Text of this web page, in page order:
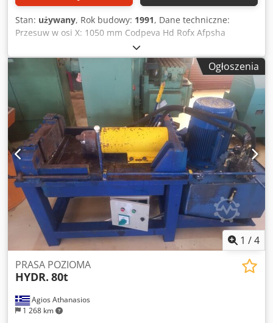
Stan: używany, Rok budowy: 1991, Dane techniczne:
Przesuw w osi X: 1050 mm Codpeva Hd Rofx Afpsha
Przesuw w osi Y: 600 mm Przesuw w osi Z: 650 mm Zakres
obrotów: 40 - 1720 / 12-stopniowy obr./min Uchwyt
wrzeciona: SK 50 Głowica wrzeciona odchylana w
prawo/lewo: 90° prawo/lewo i 45° = 360° Odległość
wrzeciona od stołu: 0 - 600 mm Powierzchnia stołu: 1700 x
470 mm Posuw bezstopniowy: X/Y = 15 - 625 + Z = 7,5 - 312
mm Przyspieszony posuw oś Z: 1250 mm/min.
Przyspieszony posuw X/Y: 2500 mm/min. Całkowite
zapotrzebowanie mocy: 11,1 kW Waga maszyny ok.: 2500
kg Wymiary maszyny DxSxW: ok. 2,45 x 2,0 x 2,85 m
Wyposażenie: Automatyka na sterowaniu krzywkowym
Centralne smarowanie z uniwersalną głowicą frezarską
Huron Instalacja chłodziwa Panel sterowania Stopy
maszyny Wyposażenie dodatkowe: Imadło maszynowe
(szerokość szczęk 120 mm)
Ogłoszenia
1 /4
Agios Athanasios
1 268 km
PRASA POZIOMA
HYDR. 80t